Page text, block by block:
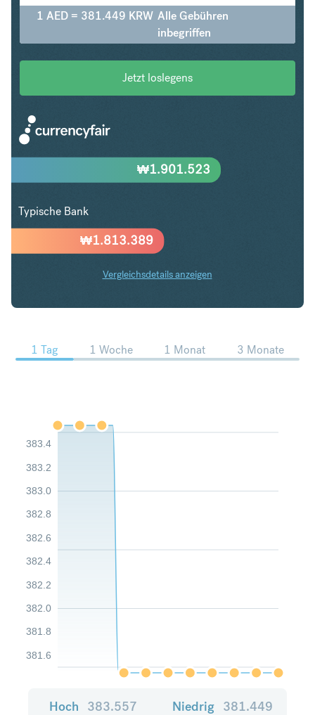
1 AED = 381.449 KRW Alle Gebühren
inbegriffen
Jetzt loslegens
₩1.813.389
₩1.901.523
Typische Bank
Vergleichsdetails anzeigen
AED in KRW Trends
1 Tag 1 Woche 1 Monat 3 Monate
381.6
381.8
382.0
382.2
382.4
382.6
382.8
383.0
383.2
383.4
Hoch 383.557 Niedrig 381.449